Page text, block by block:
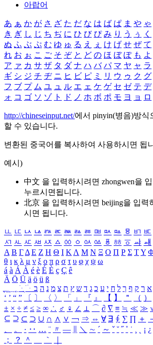
아랍어
あ ぁ か が さ ざ た だ な は ば ぱ ま や ゃ
き ぎ し じ ち ぢ に ひ び ぴ み り う ぅ く
ぬ ふ ぶ ぷ む ゆ ゅ る え ぇ け げ せ ぜ て
れ お ぉ こ ご そ ぞ と ど の ほ ぼ ぽ も よ
ア ァ カ サ ザ タ ダ ナ ハ バ パ マ ヤ ャ ラ
ギ シ ジ チ ヂ ニ ヒ ビ ピ ミ リ ウ ゥ ク グ
フ ブ プ ム ユ ュ ル エ ェ ケ ゲ セ ゼ テ デ
ォ コ ゴ ソ ゾ ト ド ノ ホ ボ ポ モ ヨ ョ ロ
http://chineseinput.net/에서 pinyin(병음)방식
할 수 있습니다.
변환된 중국어를 복사하여 사용하시면 됩
예시)
中文 을 입력하시려면 zhongwen을
누르시면됩니다.
北京 을 입력하시려면 beijing을 입력
시면 됩니다.
ㅥ ㅦ ㅧ ㅨ ㅩ ㅪ ㅫ ㅬ ㅭ ㅮ ㅯ ㅰ ㅱ ㅲ ㅳ
ㅺ ㅻ ㅼ ㅽ ㅾ ㅿ ㆀ ㆁ ㆂ ㆃ ㆄ ㆅ ㆆ ㆇ ㆈ
Α Β ΓΔ Ε Ζ Η Θ Ι ΚΛ Μ Ν Ξ Ο Π Ρ Σ ΤΥ
θ ι κ λ μ ν ξ ο π ρ σ τ υ φ χ ψ ω
á à Á À é è É È ç Ç ê
Ä Ö Ü ä ö ü ß
ִֶֹ ֻּ ׁׂ א ר ק ף ך ל ח י ע כ ג ד ש ץ ת צ מ נ ה ב
‘ ’ “ ” 〔 〕 〈 〉 「 」 『 』 【 】 ＂ （ ）
± × ÷ ≠ ≤ ≥ ∞ ∴ ♂ ♀ ∠ ⊥ ⌒ ∂ ∇ ≡ ≒ ≪ ≫
⊆ ⊇ ⊂ ⊃ ∪ ∩ ∧ ∨ ￢ ⇒ ⇔ ∀ ∃ ∮ ∑ ∏ ＋
、
。 · ‥ … ¨ 〃 ― ＼ ∼ ´ ～ ˇ ˘ ˝ ˚ ˙ ¸ ¡ ¿
；
？ ＾ ｀